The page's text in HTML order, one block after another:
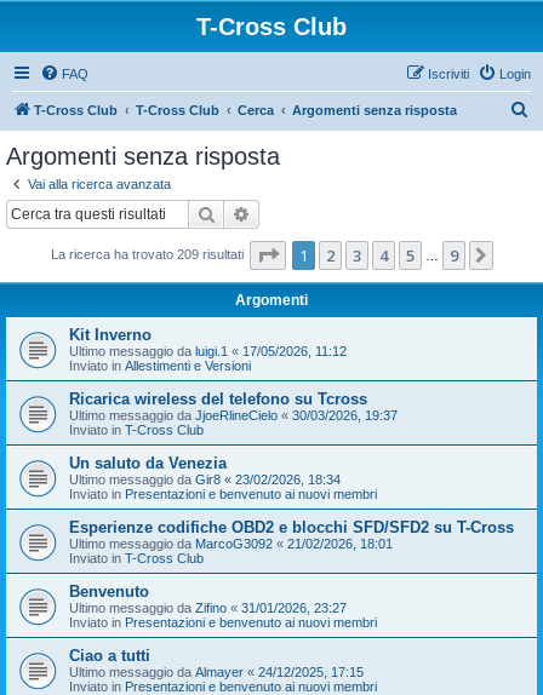
T-Cross Club
FAQ Login
Iscriviti
T-Cross Club T-Cross Club Cerca Argomenti senza risposta
Argomenti senza risposta
Vai alla ricerca avanzata
Cerca
La ricerca ha trovato 209 risultati Pagina di
1 2 3 4 5 9
Argomenti
Kit Inverno
Ultimo messaggio da luigi.1 « 17/05/2026, 11:12
Inviato in Allestimenti e Versioni
Ricarica wireless del telefono su Tcross
Ultimo messaggio da JjoeRlineCielo « 30/03/2026, 19:37
Inviato in T-Cross Club
Un saluto da Venezia
Ultimo messaggio da Gir8 « 23/02/2026, 18:34
Inviato in Presentazioni e benvenuto ai nuovi membri
Esperienze codifiche OBD2 e blocchi SFD/SFD2 su T-Cross
Ultimo messaggio da MarcoG3092 « 21/02/2026, 18:01
Inviato in T-Cross Club
Benvenuto
Ultimo messaggio da Zifino « 31/01/2026, 23:27
Inviato in Presentazioni e benvenuto ai nuovi membri
Ciao a tutti
Ultimo messaggio da Almayer « 24/12/2025, 17:15
Inviato in Presentazioni e benvenuto ai nuovi membri